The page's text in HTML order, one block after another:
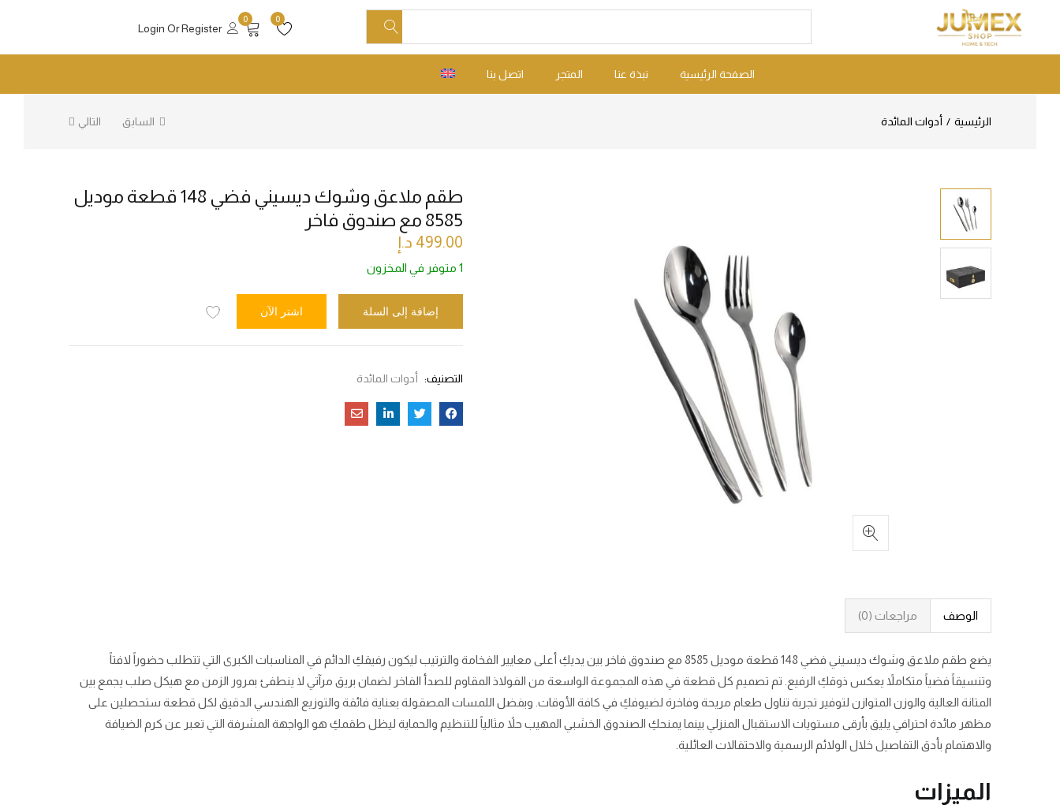
0
0
Login Or Register
الصفحة الرئيسية نبذة عنا المتجر اتصل بنا
الرئيسية أدوات المائدة السابق التالي
طقم ملاعق وشوك ديسيني فضي 148 قطعة موديل
8585 مع صندوق فاخر
499.00 د.إ
1 متوفر في المخزون
إضافة إلى السلة اشتر الآن
التصنيف: أدوات المائدة
الوصف مراجعات (0)
يضع طقم ملاعق وشوك ديسيني فضي 148 قطعة موديل 8585 مع صندوق فاخر بين يديكِ أعلى معايير الفخامة والترتيب ليكون رفيقكِ الدائم في المناسبات الكبرى التي تتطلب حضوراً لافتاً
وتنسيقاً فضياً متكاملاً يعكس ذوقكِ الرفيع. تم تصميم كل قطعة في هذه المجموعة الواسعة من الفولاذ المقاوم للصدأ الفاخر لضمان بريق مرآتي لا ينطفئ بمرور الزمن مع هيكل صلب يجمع بين
المتانة العالية والوزن المتوازن لتوفير تجربة تناول طعام مريحة وفاخرة لضيوفكِ في كافة الأوقات. وبفضل اللمسات المصقولة بعناية فائقة والتوزيع الهندسي الدقيق لكل قطعة ستحصلين على
مظهر مائدة احترافي يليق بأرقى مستويات الاستقبال المنزلي بينما يمنحكِ الصندوق الخشبي المهيب حلاً مثالياً للتنظيم والحماية ليظل طقمكِ هو الواجهة المشرفة التي تعبر عن كرم الضيافة
والاهتمام بأدق التفاصيل خلال الولائم الرسمية والاحتفالات العائلية.
الميزات